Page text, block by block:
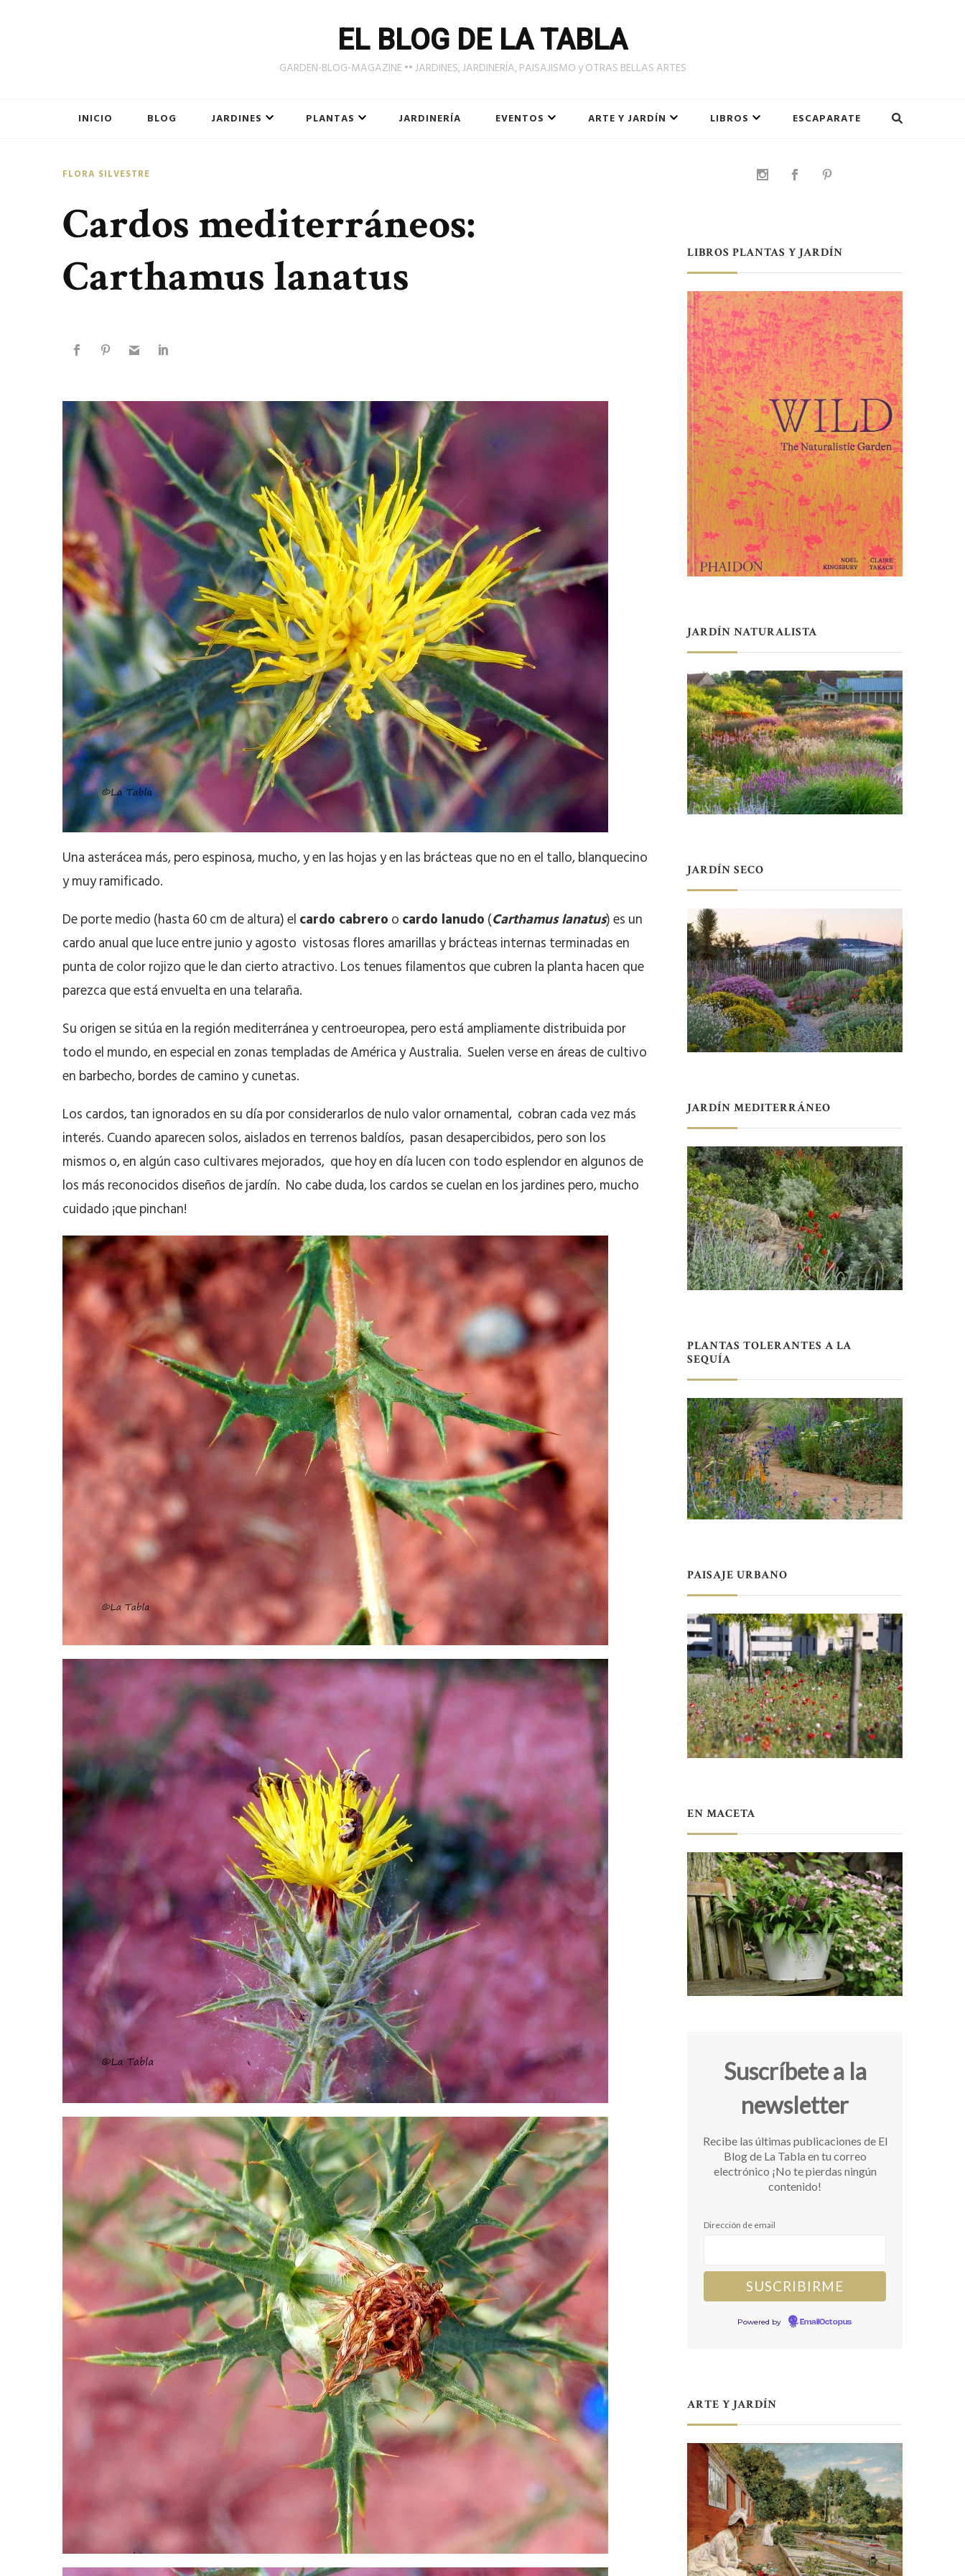
EL BLOG DE LA TABLA
GARDEN-BLOG-MAGAZINE •• JARDINES, JARDINERÍA, PAISAJISMO y OTRAS BELLAS ARTES
INICIO BLOG JARDINES PLANTAS JARDINERÍA EVENTOS ARTE Y JARDÍN LIBROS ESCAPARATE
FLORA SILVESTRE
Cardos mediterráneos:
Carthamus lanatus
Una asterácea más, pero espinosa, mucho, y en las hojas y en las brácteas que no en el tallo, blanquecino
y muy ramificado.
De porte medio (hasta 60 cm de altura) elcardo cabreroocardo lanudo(Carthamus lanatus) es un
cardo anual que luce entre junio y agosto vistosas flores amarillas y brácteas internas terminadas en
punta de color rojizo que le dan cierto atractivo. Los tenues filamentos que cubren la planta hacen que
parezca que está envuelta en una telaraña.
Su origen se sitúa en la región mediterránea y centroeuropea, pero está ampliamente distribuida por
todo el mundo, en especial en zonas templadas de América y Australia. Suelen verse en áreas de cultivo
en barbecho, bordes de camino y cunetas.
Los cardos, tan ignorados en su día por considerarlos de nulo valor ornamental, cobran cada vez más
interés. Cuando aparecen solos, aislados en terrenos baldíos, pasan desapercibidos, pero son los
mismos o, en algún caso cultivares mejorados, que hoy en día lucen con todo esplendor en algunos de
los más reconocidos diseños de jardín. No cabe duda, los cardos se cuelan en los jardines pero, mucho
cuidado ¡que pinchan!
LIBROS PLANTAS Y JARDÍN
JARDÍN NATURALISTA
JARDÍN SECO
JARDÍN MEDITERRÁNEO
PLANTAS TOLERANTES A LA
SEQUÍA
PAISAJE URBANO
EN MACETA
Suscríbete a la
newsletter
Recibe las últimas publicaciones de El
Blog de La Tabla en tu correo
electrónico ¡No te pierdas ningún
contenido!
Dirección de email
Powered by EmailOctopus
ARTE Y JARDÍN